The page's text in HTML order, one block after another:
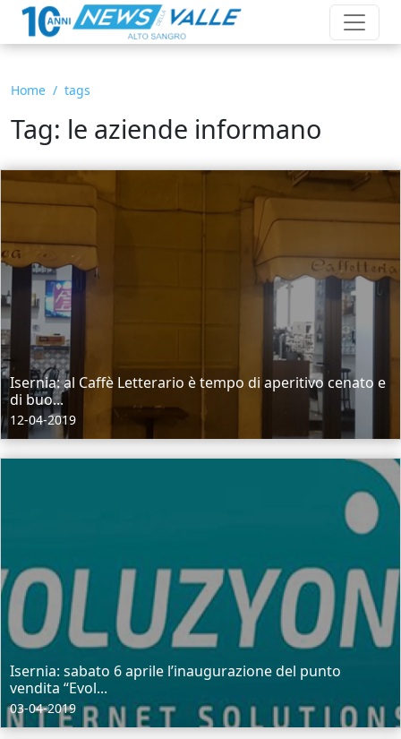
Home tags
Tag: le aziende informano
Isernia: al Caffè Letterario è tempo di aperitivo cenato e
di buo...
12-04-2019
Isernia: sabato 6 aprile l’inaugurazione del punto
vendita “Evol...
03-04-2019